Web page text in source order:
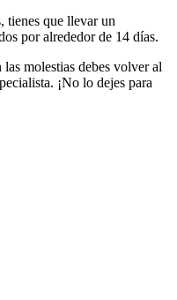
tienes que llevar un
por alrededor de 14 días.
las molestias debes volver al
¡No lo dejes para